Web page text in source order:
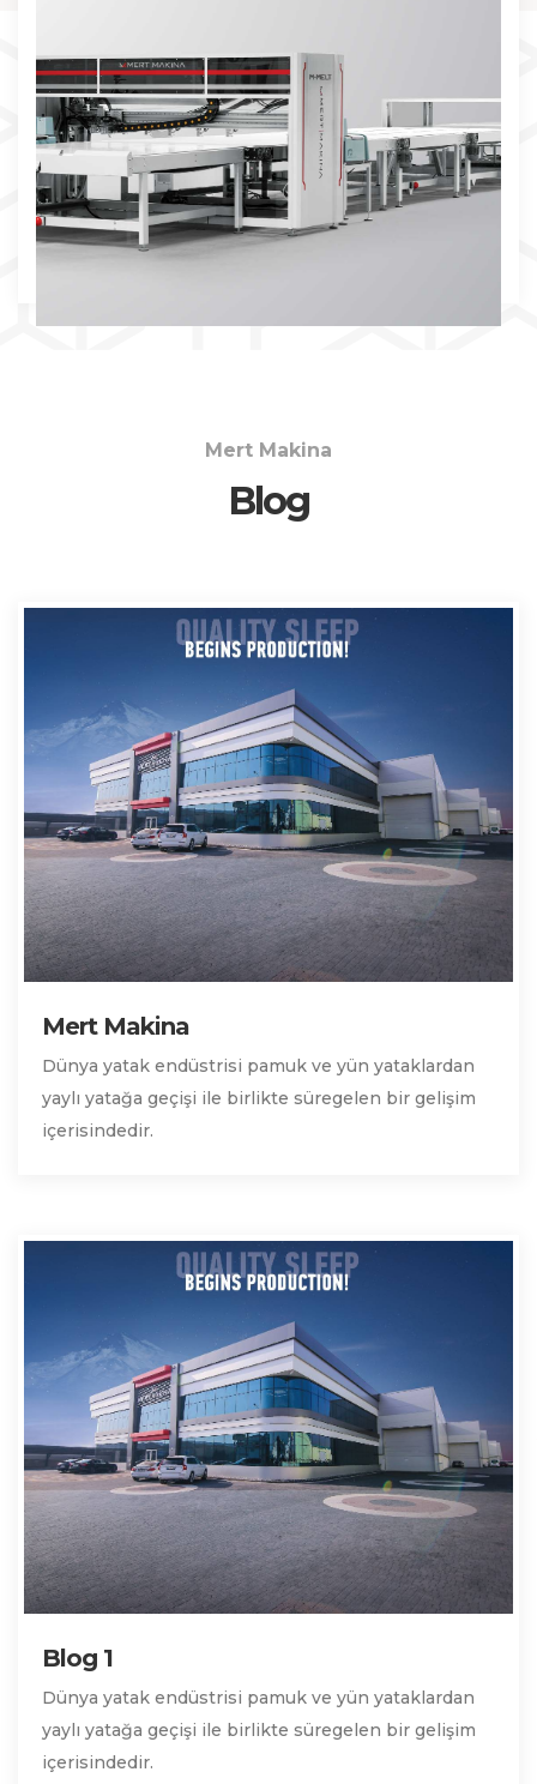
Mert Makina
Blog
Mert Makina
Dünya yatak endüstrisi pamuk ve yün yataklardan
yaylı yatağa geçişi ile birlikte süregelen bir gelişim
içerisindedir.
Blog 1
Dünya yatak endüstrisi pamuk ve yün yataklardan
yaylı yatağa geçişi ile birlikte süregelen bir gelişim
içerisindedir.